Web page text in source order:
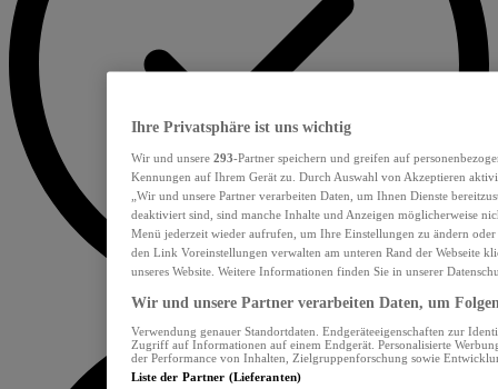
Ihre Privatsphäre ist uns wichtig
Wir und unsere 293-Partner speichern und greifen auf
Kennungen auf Ihrem Gerät zu. Durch Auswahl von Akzeptieren
„Wir und unsere Partner verarbeiten Daten, um Ihnen Dienste
deaktiviert sind, sind manche Inhalte und Anzeigen möglicherweise
Menü jederzeit wieder aufrufen, um Ihre Einstellungen zu ändern
den Link Voreinstellungen verwalten am unteren Rand der Webseite
unseres Website. Weitere Informationen finden Sie in unserer
Wir und unsere Partner verarbeiten Daten, um
Verwendung genauer Standortdaten. Endgeräteeigenschaften zur
Zugriff auf Informationen auf einem Endgerät. Personalisierte
der Performance von Inhalten, Zielgruppenforschung sowie
Liste der Partner (Lieferanten)